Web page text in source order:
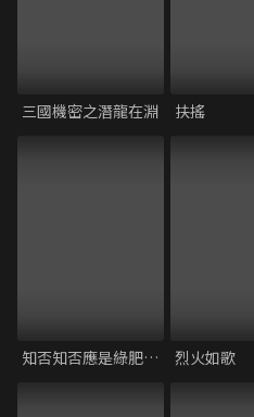
三國機密之潛龍在淵 扶搖
知否知否應是綠肥紅瘦 烈火如歌